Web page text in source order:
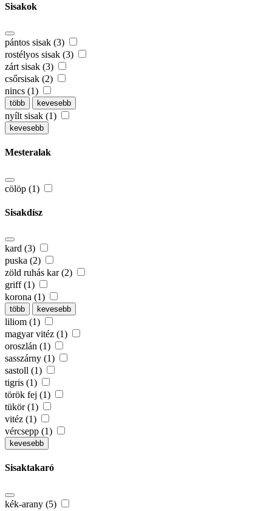
Sisakok
pántos sisak (3)
rostélyos sisak (3)
zárt sisak (3)
csőrsisak (2)
nincs (1)
több kevesebb
nyílt sisak (1)
kevesebb
Mesteralak
cölöp (1)
Sisakdísz
kard (3)
puska (2)
zöld ruhás kar (2)
griff (1)
korona (1)
több kevesebb
liliom (1)
magyar vitéz (1)
oroszlán (1)
sasszárny (1)
sastoll (1)
tigris (1)
török fej (1)
tükör (1)
vitéz (1)
vércsepp (1)
kevesebb
Sisaktakaró
kék-arany (5)